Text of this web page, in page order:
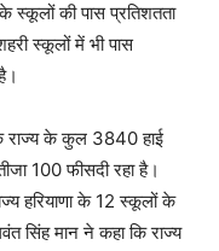
स्कूलों की पास प्रतिशतता
स्कूलों में भी पास
राज्य के कुल 3840 हाई
100 फीसदी रहा है।
हरियाणा के 12 स्कूलों के
सिंह मान ने कहा कि राज्य